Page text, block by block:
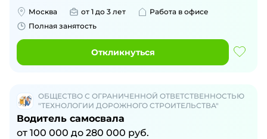
Москва от 1 до 3 лет
Работа в офисе
Полная занятость
Откликнуться
ОБЩЕСТВО С ОГРАНИЧЕННОЙ ОТВЕТСТВЕННОСТЬЮ
"ТЕХНОЛОГИИ ДОРОЖНОГО СТРОИТЕЛЬСТВА"
Водитель самосвала
от 100 000 до 280 000 руб.